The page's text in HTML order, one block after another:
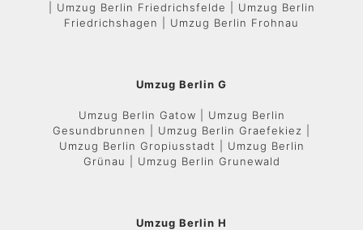
| Umzug Berlin Friedrichsfelde | Umzug Berlin
Friedrichshagen | Umzug Berlin Frohnau
Umzug Berlin G
Umzug Berlin Gatow | Umzug Berlin
Gesundbrunnen | Umzug Berlin Graefekiez |
Umzug Berlin Gropiusstadt | Umzug Berlin
Grünau | Umzug Berlin Grunewald
Umzug Berlin H